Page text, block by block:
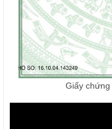
Giấy